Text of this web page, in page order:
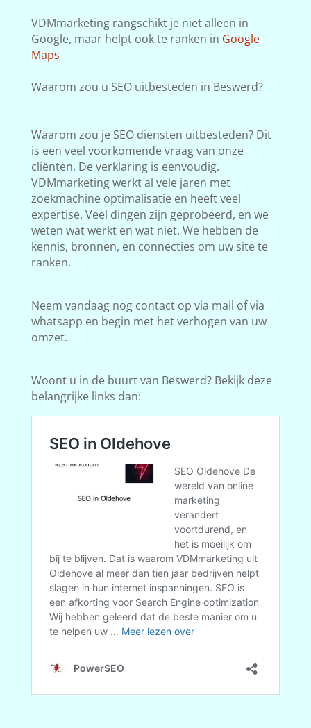
VDMmarketing rangschikt je niet alleen in
Google, maar helpt ook te ranken in Google
Maps
Waarom zou u SEO uitbesteden in Beswerd?
Waarom zou je SEO diensten uitbesteden? Dit
is een veel voorkomende vraag van onze
cliënten. De verklaring is eenvoudig.
VDMmarketing werkt al vele jaren met
zoekmachine optimalisatie en heeft veel
expertise. Veel dingen zijn geprobeerd, en we
weten wat werkt en wat niet. We hebben de
kennis, bronnen, en connecties om uw site te
ranken.
Neem vandaag nog contact op via mail of via
whatsapp en begin met het verhogen van uw
omzet.
Woont u in de buurt van Beswerd? Bekijk deze
belangrijke links dan: